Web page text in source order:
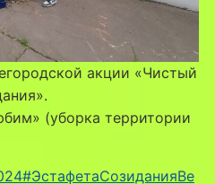
акции «Чистый
(уборка территории
#ЭстафетаСозиданияВе